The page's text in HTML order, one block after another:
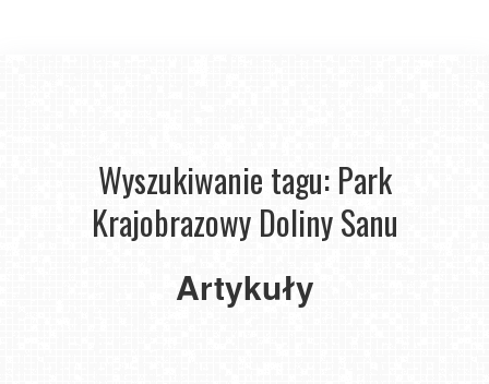
Wyszukiwanie tagu: Park
Krajobrazowy Doliny Sanu
Artykuły